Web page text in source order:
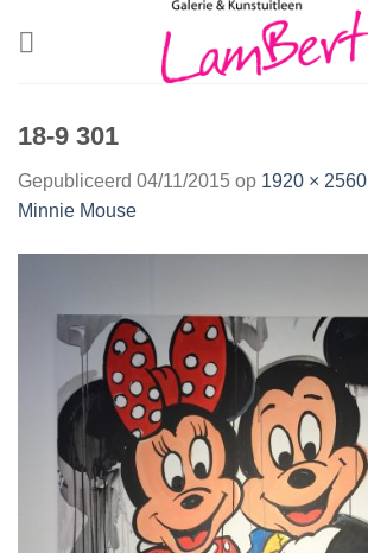
18-9 301
Gepubliceerd 04/11/2015 op 1920 × 2560
Minnie Mouse